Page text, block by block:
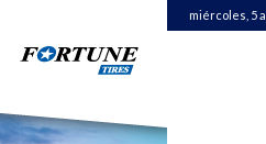
miércoles, 5